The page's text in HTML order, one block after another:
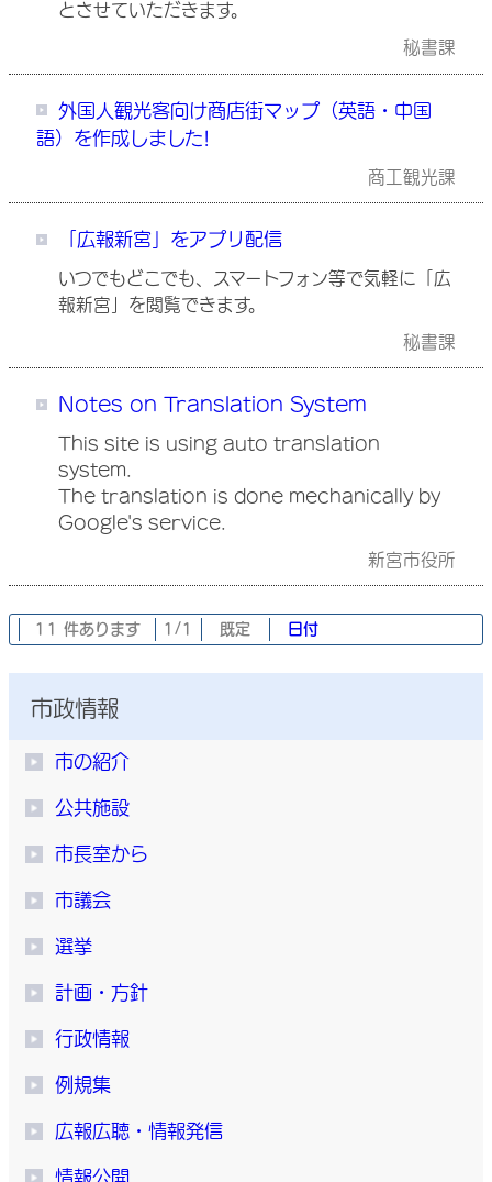
とさせていただきます。
秘書課
外国人観光客向け商店街マップ（英語・中国
語）を作成しました!
商工観光課
「広報新宮」をアプリ配信
いつでもどこでも、スマートフォン等で気軽に「広
報新宮」を閲覧できます。
秘書課
Notes on Translation System
This site is using auto translation
system.
The translation is done mechanically by
Google's service.
新宮市役所
11 件あります 1/1 既定 日付
市政情報
市の紹介
公共施設
市長室から
市議会
選挙
計画・方針
行政情報
例規集
広報広聴・情報発信
情報公開